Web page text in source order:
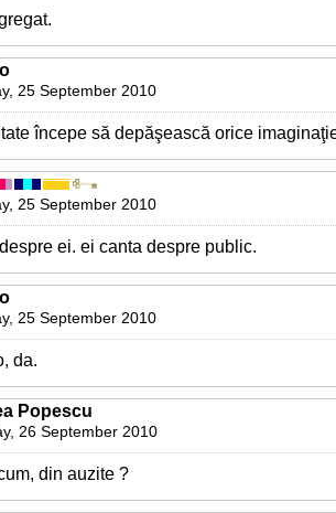
25 September 2010
începe să depăşească orice
25 September 2010
ei. ei canta despre public.
25 September 2010
da.
Popescu
26 September 2010
din auzite ?